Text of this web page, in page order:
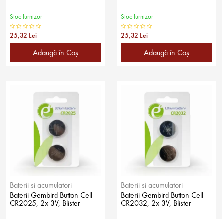
Stoc furnizor
25,32 Lei
Adaugă în Coş
Stoc furnizor
25,32 Lei
Adaugă în Coş
Baterii si acumulatori
Baterii Gembird Button Cell
CR2025, 2x 3V, Blister
Baterii si acumulatori
Baterii Gembird Button Cell
CR2032, 2x 3V, Blister